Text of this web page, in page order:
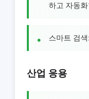
하고 자동
스마트 검
산업 응용